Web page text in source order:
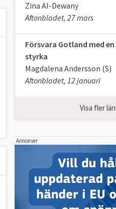
Zina Al-Dewany
Aftonbladet, 27 mars
Försvara Gotland med
styrka
Magdalena Andersson (S)
Aftonbladet, 12 januari
Visa fler
Annonser